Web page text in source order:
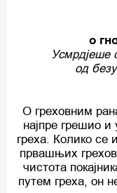
о
Усмрдјеше
од
О греховним
најпре грешио
греха. Колико се
првашњих
чистота
путем греха, он